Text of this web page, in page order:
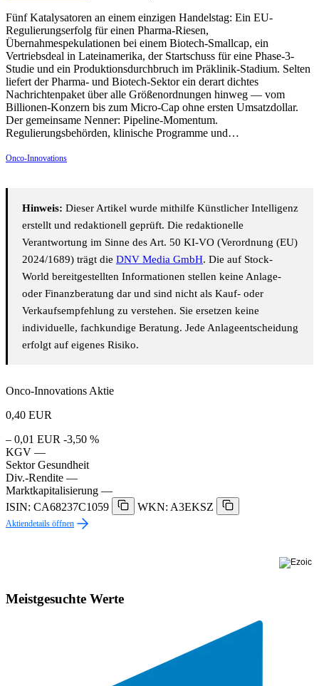
Fünf Katalysatoren an einem einzigen Handelstag: Ein EU-
Regulierungserfolg für einen Pharma-Riesen,
Übernahmespekulationen bei einem Biotech-Smallcap, ein
Vertriebsdeal in Lateinamerika, der Startschuss für eine Phase-3-
Studie und ein Produktionsdurchbruch im Präklinik-Stadium. Selten
liefert der Pharma- und Biotech-Sektor ein derart dichtes
Nachrichtenpaket über alle Größenordnungen hinweg — vom
Billionen-Konzern bis zum Micro-Cap ohne ersten Umsatzdollar.
Der gemeinsame Nenner: Pipeline-Momentum.
Regulierungsbehörden, klinische Programme und…
Onco-Innovations
Hinweis: Dieser Artikel wurde mithilfe Künstlicher Intelligenz
erstellt und redaktionell geprüft. Die redaktionelle
Verantwortung im Sinne des Art. 50 KI-VO (Verordnung (EU)
2024/1689) trägt die DNV Media GmbH. Die auf Stock-
World bereitgestellten Informationen stellen keine Anlage-
oder Finanzberatung dar und sind nicht als Kauf- oder
Verkaufsempfehlung zu verstehen. Sie ersetzen keine
individuelle, fachkundige Beratung. Jede Anlageentscheidung
erfolgt auf eigenes Risiko.
Onco-Innovations Aktie
0,40 EUR
– 0,01 EUR -3,50 %
KGV —
Sektor Gesundheit
Div.-Rendite —
Marktkapitalisierung —
ISIN: CA68237C1059
WKN: A3EKSZ
Aktiendetails öffnen
Meistgesuchte Werte